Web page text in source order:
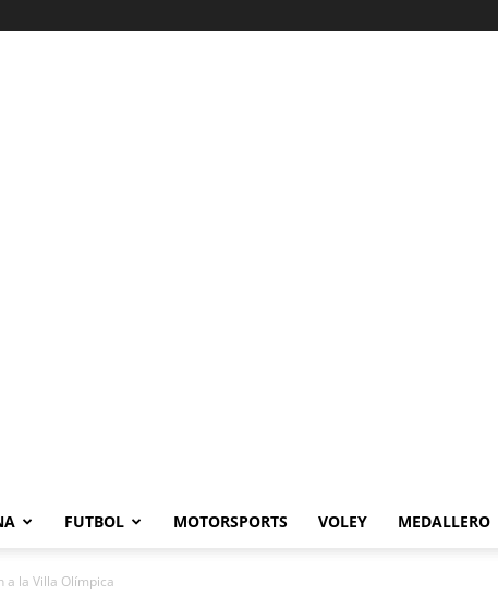
FUTBOL MOTORSPORTS VOLEY MEDALLERO
a la Villa Olímpica